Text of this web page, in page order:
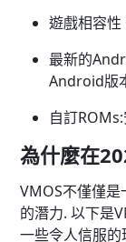
遊戲相容
最新的
Android版
自訂
為什麼在
VMOS不僅僅
的潛力. 以下是
一些令人信服的